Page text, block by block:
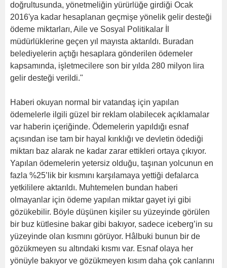
doğrultusunda, yönetmeliğin yürürlüğe girdiği Ocak
2016'ya kadar hesaplanan geçmişe yönelik gelir desteği
ödeme miktarları, Aile ve Sosyal Politikalar İl
müdürlüklerine geçen yıl mayısta aktarıldı. Buradan
belediyelerin açtığı hesaplara gönderilen ödemeler
kapsamında, işletmecilere son bir yılda 280 milyon lira
gelir desteği verildi."
Haberi okuyan normal bir vatandaş için yapılan
ödemelerle ilgili güzel bir reklam olabilecek açıklamalar
var haberin içeriğinde. Ödemelerin yapıldığı esnaf
açısından ise tam bir hayal kırıklığı ve devletin ödediği
miktarı baz alarak ne kadar zarar ettikleri ortaya çıkıyor.
Yapılan ödemelerin yetersiz olduğu, taşınan yolcunun en
fazla %25’lik bir kısmını karşılamaya yettiği defalarca
yetkililere aktarıldı. Muhtemelen bundan haberi
olmayanlar için ödeme yapılan miktar gayet iyi gibi
gözükebilir. Böyle düşünen kişiler su yüzeyinde görülen
bir buz kütlesine bakar gibi bakıyor, sadece iceberg’in su
yüzeyinde olan kısmını görüyor. Hâlbuki bunun bir de
gözükmeyen su altındaki kısmı var. Esnaf olaya her
yönüyle bakıyor ve gözükmeyen kısım daha çok canlarını